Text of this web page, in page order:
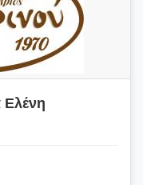
Ελένη